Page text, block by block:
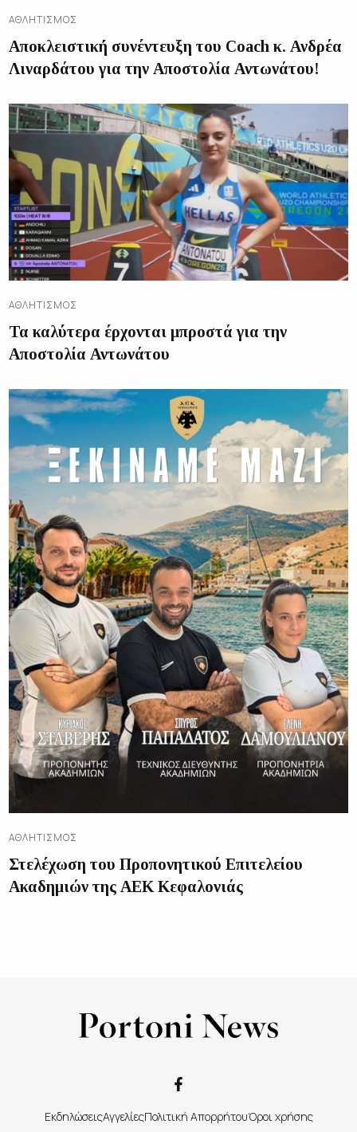
ΑΘΛΗΤΙΣΜΌΣ
Αποκλειστική συνέντευξη του Coach κ. Ανδρέα
Λιναρδάτου για την Αποστολία Αντωνάτου!
ΑΘΛΗΤΙΣΜΌΣ
Τα καλύτερα έρχονται μπροστά για την
Αποστολία Αντωνάτου
ΑΘΛΗΤΙΣΜΌΣ
Στελέχωση του Προπονητικού Επιτελείου
Ακαδημιών της ΑΕΚ Κεφαλονιάς
ΕκδηλώσειςΑγγελίεςΠολιτική ΑπορρήτουΌροι χρήσης